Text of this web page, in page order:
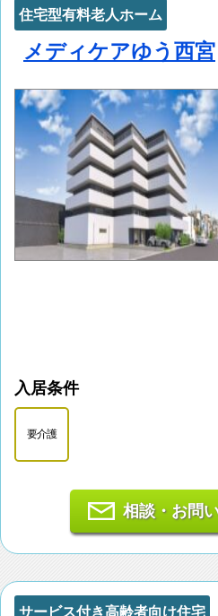
住宅型有料老人ホーム
メディケアゆう西宮
入居条件
要介護
相談・お問
サービス付き高齢者向け住宅